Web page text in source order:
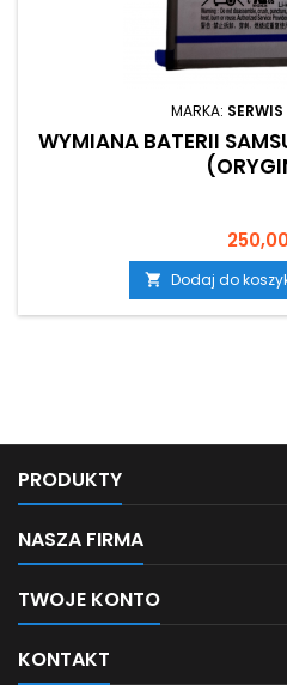
MARKA:
WYMIANA BATERII
Cena
 Dodaj do
PRODUKTY
NASZA FIRMA
TWOJE KONTO
KONTAKT